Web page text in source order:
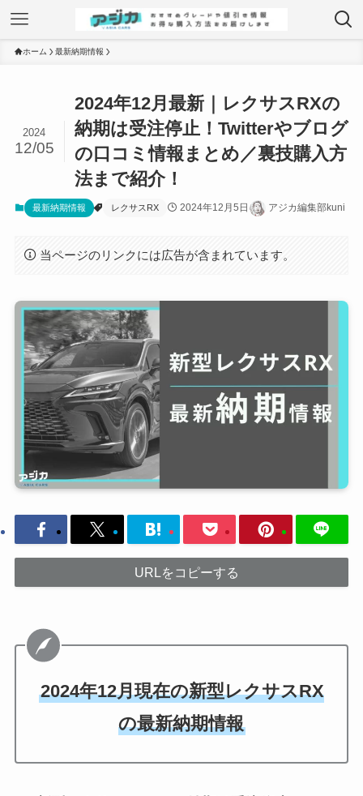
ホーム 最新納期情報
2024年12月最新｜レクサスRXの
納期は受注停止！Twitterやブログ
の口コミ情報まとめ／裏技購入方
法まで紹介！
2024
12/05
最新納期情報 レクサスRX 2024年12月5日 アジカ編集部kuni
当ページのリンクには広告が含まれています。
URLをコピーする
2024年12月現在の新型レクサスRX
の最新納期情報